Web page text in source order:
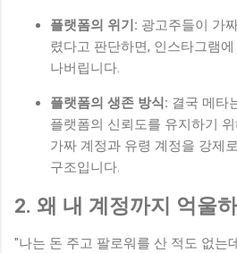
플랫폼의 위기: 광고주들이 가
렸다고 판단하면, 인스타그램
나버립니다.
플랫폼의 생존 방식: 결국 메타
플랫폼의 신뢰도를 유지하기
가짜 계정과 유령 계정을 강제
구조입니다.
2. 왜 내 계정까지 억울
"나는 돈 주고 팔로워를 산 적도 없는